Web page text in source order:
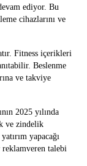
ediyor. Bu
cihazlarını ve
Fitness içerikleri
Beslenme
ve takviye
2025 yılında
ve zindelik
yapacağı
talebi